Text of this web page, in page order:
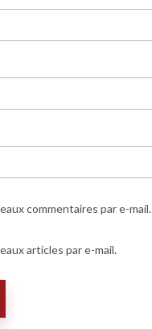
commentaires par e-mail.
articles par e-mail.